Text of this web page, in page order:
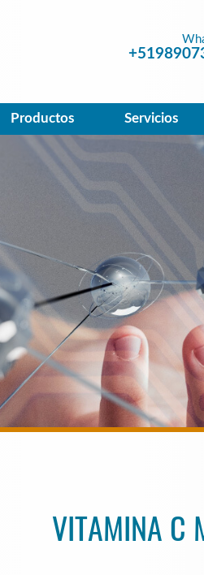
Productos Servicios
VITAMINA C